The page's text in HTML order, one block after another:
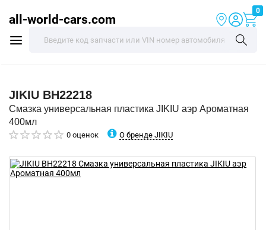
all-world-cars.com
0
JIKIU BH22218
Смазка универсальная пластика JIKIU аэр Ароматная
400мл
0 оценок О бренде JIKIU